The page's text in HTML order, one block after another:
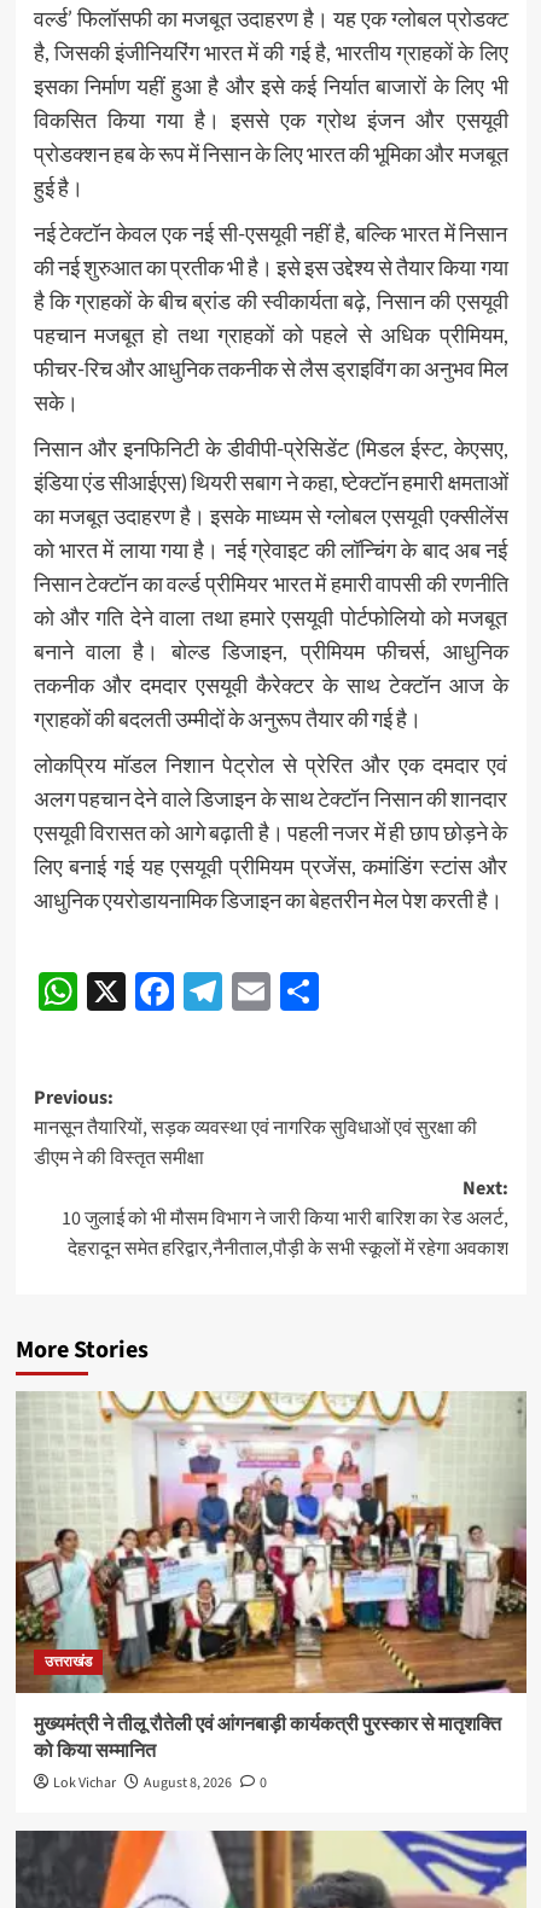
वर्ल्ड’ फिलॉसफी का मजबूत उदाहरण है। यह एक ग्लोबल प्रोडक्ट
है, जिसकी इंजीनियरिंग भारत में की गई है, भारतीय ग्राहकों के लिए
इसका निर्माण यहीं हुआ है और इसे कई निर्यात बाजारों के लिए भी
विकसित किया गया है। इससे एक ग्रोथ इंजन और एसयूवी
प्रोडक्शन हब के रूप में निसान के लिए भारत की भूमिका और मजबूत
हुई है।
नई टेक्टॉन केवल एक नई सी-एसयूवी नहीं है, बल्कि भारत में निसान
की नई शुरुआत का प्रतीक भी है। इसे इस उद्देश्य से तैयार किया गया
है कि ग्राहकों के बीच ब्रांड की स्वीकार्यता बढ़े, निसान की एसयूवी
पहचान मजबूत हो तथा ग्राहकों को पहले से अधिक प्रीमियम,
फीचर-रिच और आधुनिक तकनीक से लैस ड्राइविंग का अनुभव मिल
सके।
निसान और इनफिनिटी के डीवीपी-प्रेसिडेंट (मिडल ईस्ट, केएसए,
इंडिया एंड सीआईएस) थियरी सबाग ने कहा, ष्टेक्टॉन हमारी क्षमताओं
का मजबूत उदाहरण है। इसके माध्यम से ग्लोबल एसयूवी एक्सीलेंस
को भारत में लाया गया है। नई ग्रेवाइट की लॉन्चिंग के बाद अब नई
निसान टेक्टॉन का वर्ल्ड प्रीमियर भारत में हमारी वापसी की रणनीति
को और गति देने वाला तथा हमारे एसयूवी पोर्टफोलियो को मजबूत
बनाने वाला है। बोल्ड डिजाइन, प्रीमियम फीचर्स, आधुनिक
तकनीक और दमदार एसयूवी कैरेक्टर के साथ टेक्टॉन आज के
ग्राहकों की बदलती उम्मीदों के अनुरूप तैयार की गई है।
लोकप्रिय मॉडल निशान पेट्रोल से प्रेरित और एक दमदार एवं
अलग पहचान देने वाले डिजाइन के साथ टेक्टॉन निसान की शानदार
एसयूवी विरासत को आगे बढ़ाती है। पहली नजर में ही छाप छोड़ने के
लिए बनाई गई यह एसयूवी प्रीमियम प्रजेंस, कमांडिंग स्टांस और
आधुनिक एयरोडायनामिक डिजाइन का बेहतरीन मेल पेश करती है।
Post
navigation
WhatsApp
X Facebook
Telegram
EmailShare
Post
navigation
Previous:
मानसून तैयारियों, सड़क व्यवस्था एवं नागरिक सुविधाओं एवं सुरक्षा की
डीएम ने की विस्तृत समीक्षा
Next:
10 जुलाई को भी मौसम विभाग ने जारी किया भारी बारिश का रेड अलर्ट,
देहरादून समेत हरिद्वार,नैनीताल,पौड़ी के सभी स्कूलों में रहेगा अवकाश
More Stories
उत्तराखंड
मुख्यमंत्री ने तीलू रौतेली एवं आंगनबाड़ी कार्यकत्री पुरस्कार से मातृशक्ति
को किया सम्मानित
Lok Vichar August 8, 2026 0